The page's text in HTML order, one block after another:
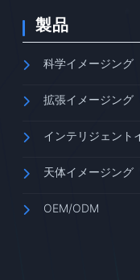
製品
科学イメージング
拡張イメージング
インテリジェント
天体イメージング
OEM/ODM